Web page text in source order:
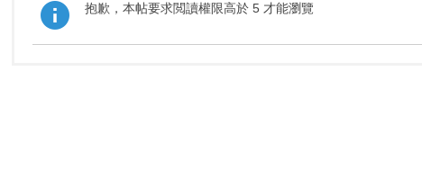
抱歉，本帖要求閲讀權限高於 5 才能瀏覽